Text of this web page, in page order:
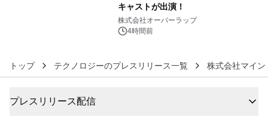
キャストが出演！
株式会社オーバーラップ
4時間前
トップ テクノロジーのプレスリリース一覧 株式会社マイン
プレスリリース配信